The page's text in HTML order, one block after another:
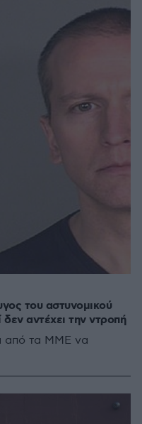
του αστυνομικού
δεν αντέχει την ντροπή
από τα ΜΜΕ να